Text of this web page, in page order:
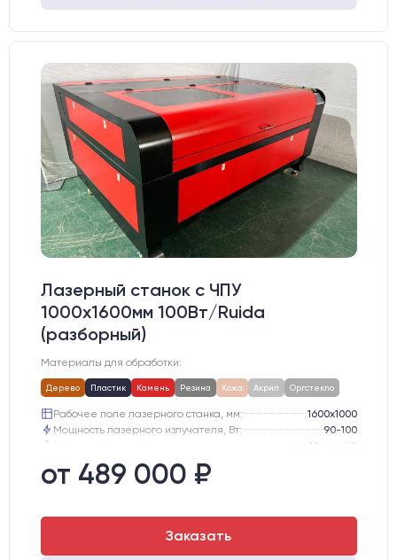
Лазерный станок c ЧПУ
1000х1600мм 100Вт/Ruida
(разборный)
Материалы для обработки:
Дерево Пластик Камень Резина Кожа Акрил Оргстекло
Рабочее поле лазерного станка, мм:
1600х1000
Мощность лазерного излучателя, Вт:
90-100
от +10 до +40
Электропитание:
Шаговые двигатели:
от 489 000 ₽
Заказать